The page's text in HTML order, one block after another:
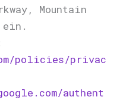
Mountain
ein.
policies/privac
authent